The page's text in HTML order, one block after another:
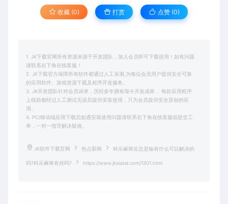
收藏 (0) 打赏 点赞 (0)
1. JK下载官网所有资源来源于开发团队，加入会员即可下载使用！如有问题
请联系右下角在线客服！
2. JK下载官方保障所有软件都通过人工亲测,为每位会员用户提供安全可靠
的应用软件、游戏资源下载及程序开发服务。
3. JK开发团队针对会员诉求，历经多年拥有现今开发成果， 每款应用程序
上线前都经过人工测试无误后提供安装使用，只为会员提供安全原创的应
用。
4. PC/移动端应用下载后如遇安装使用问题请联系右下角在线客服或提交工
单，一对一指导解决疑难。
JK软件下载官网 热点新闻 科乐麻将近总是输有什么可以解决的
吗?科乐麻将有挂吗? https://www.jkxiazai.com/1301.html